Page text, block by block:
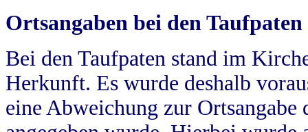
Ortsangaben bei den Taufpaten
Bei den Taufpaten stand im
Herkunft. Es wurde deshalb
eine Abweichung zur